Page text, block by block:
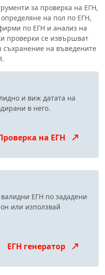
за проверка на ЕГН,
на пол по ЕГН,
по ЕГН и анализ на
проверки се извършват
съхранение на въведените
и виж датата на
в него.
на ЕГН
ЕГН по зададени
или използвай
ЕГН генератор